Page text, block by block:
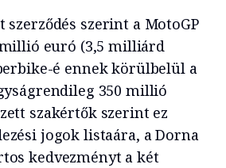
szerint a MotoGP
euró (3,5 milliárd
é ennek körülbelül a
350 millió
szakértők szerint ez
jogok listaára, a Dorna
kedvezményt a két